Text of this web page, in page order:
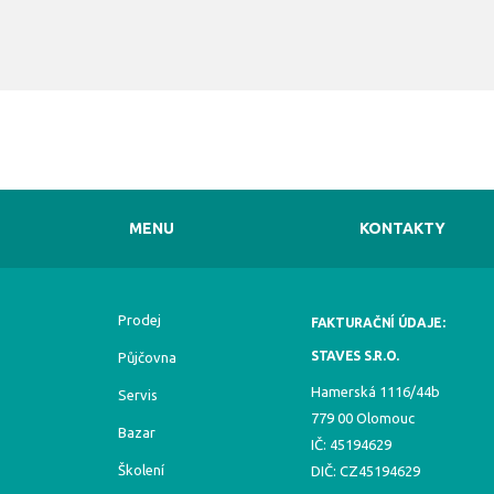
MENU KONTAKTY
Prodej
Půjčovna
Servis
Bazar
Školení
FAKTURAČNÍ ÚDAJE:
STAVES S.R.O.
Hamerská 1116/44b
779 00 Olomouc
IČ: 45194629
DIČ: CZ45194629